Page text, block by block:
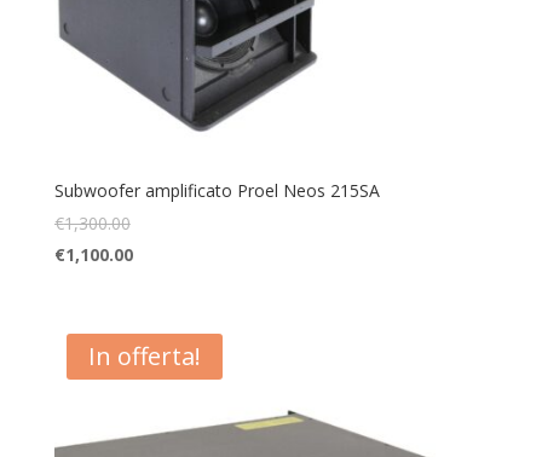
Subwoofer amplificato Proel Neos 215SA
€1,300.00
€1,100.00
In offerta!